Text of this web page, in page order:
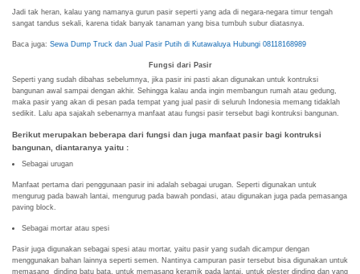
Jadi tak heran, kalau yang namanya gurun pasir seperti yang ada di negara-negara timur tengah
sangat tandus sekali, karena tidak banyak tanaman yang bisa tumbuh subur diatasnya.
Baca juga: Sewa Dump Truck dan Jual Pasir Putih di Kutawaluya Hubungi 08118168989
Fungsi dari Pasir
Seperti yang sudah dibahas sebelumnya, jika pasir ini pasti akan digunakan untuk kontruksi
bangunan awal sampai dengan akhir. Sehingga kalau anda ingin membangun rumah atau gedung,
maka pasir yang akan di pesan pada tempat yang jual pasir di seluruh Indonesia memang tidaklah
sedikit. Lalu apa sajakah sebenarnya manfaat atau fungsi pasir tersebut bagi kontruksi bangunan.
Berikut merupakan beberapa dari fungsi dan juga manfaat pasir bagi kontruksi
bangunan, diantaranya yaitu :
Sebagai urugan
Manfaat pertama dari penggunaan pasir ini adalah sebagai urugan. Seperti digunakan untuk
mengurug pada bawah lantai, mengurug pada bawah pondasi, atau digunakan juga pada pemasanga
paving block.
Sebagai mortar atau spesi
Pasir juga digunakan sebagai spesi atau mortar, yaitu pasir yang sudah dicampur dengan
menggunakan bahan lainnya seperti semen. Nantinya campuran pasir tersebut bisa digunakan untuk
memasang dinding batu bata, untuk memasang keramik pada lantai, untuk plester dinding dan yang